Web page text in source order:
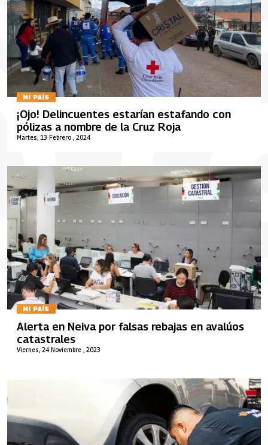
MI PAÍS
Martes, 13 Febrero , 2024
¡Ojo! Delincuentes estarían estafando con
pólizas a nombre de la Cruz Roja
MI PAÍS
Viernes, 24 Noviembre , 2023
Alerta en Neiva por falsas rebajas en avalúos
catastrales